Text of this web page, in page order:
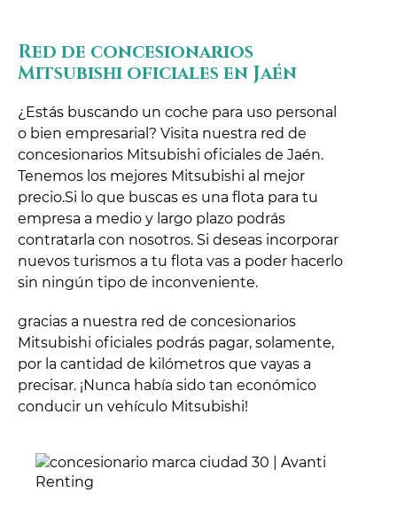
Red de concesionarios
Mitsubishi oficiales en Jaén
¿Estás buscando un coche para uso personal
o bien empresarial? Visita nuestra red de
concesionarios Mitsubishi oficiales de Jaén.
Tenemos los mejores Mitsubishi al mejor
precio.Si lo que buscas es una flota para tu
empresa a medio y largo plazo podrás
contratarla con nosotros. Si deseas incorporar
nuevos turismos a tu flota vas a poder hacerlo
sin ningún tipo de inconveniente.
gracias a nuestra red de concesionarios
Mitsubishi oficiales podrás pagar, solamente,
por la cantidad de kilómetros que vayas a
precisar. ¡Nunca había sido tan económico
conducir un vehículo Mitsubishi!